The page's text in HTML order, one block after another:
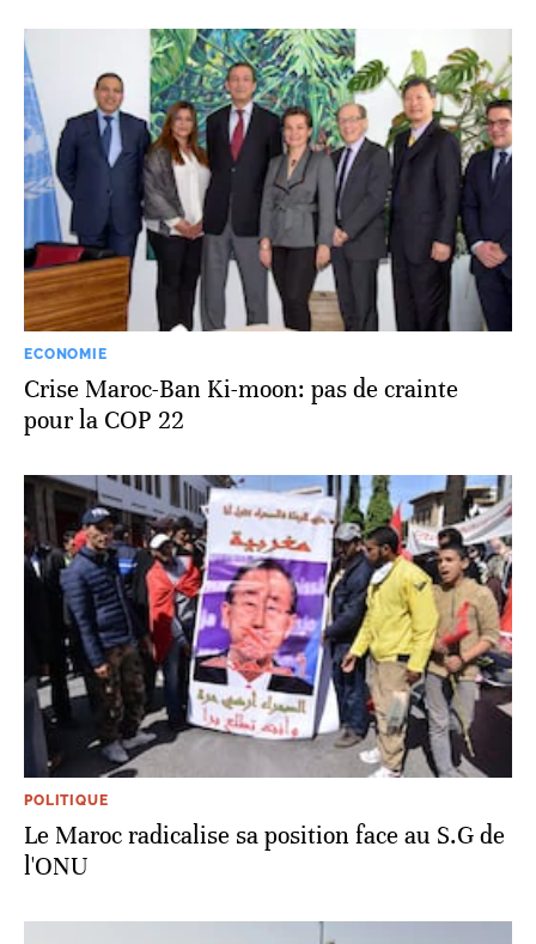
ECONOMIE
Crise Maroc-Ban Ki-moon: pas de crainte
pour la COP 22
POLITIQUE
Le Maroc radicalise sa position face au S.G de
l'ONU